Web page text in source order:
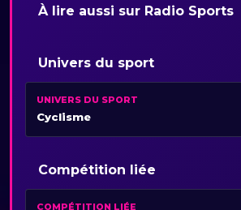
À lire aussi sur Radio Sports
Univers du sport
UNIVERS DU SPORT
Cyclisme
Compétition liée
COMPÉTITION LIÉE